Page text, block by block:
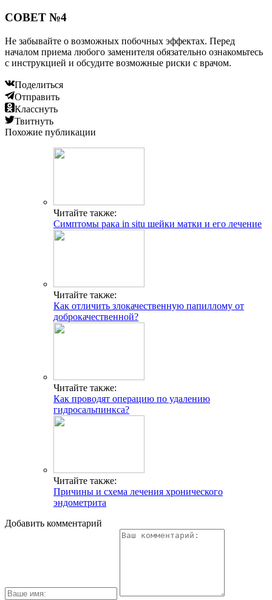
СОВЕТ №4
Не забывайте о возможных побочных эффектах. Перед
началом приема любого заменителя обязательно ознакомьтесь
с инструкцией и обсудите возможные риски с врачом.
Поделиться
Отправить
Класснуть
Твитнуть
Похожие публикации
Читайте также:
Симптомы рака in situ шейки матки и его лечение
Читайте также:
Как отличить злокачественную папиллому от
доброкачественной?
Читайте также:
Как проводят операцию по удалению
гидросальпинкса?
Читайте также:
Причины и схема лечения хронического
эндометрита
Добавить комментарий